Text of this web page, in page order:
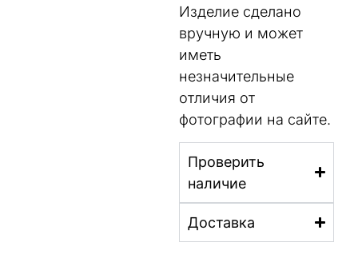
Изделие сделано
вручную и может
иметь
незначительные
отличия от
фотографии на сайте.
Проверить
наличие
Доставка